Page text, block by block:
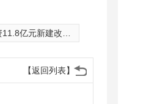
改扩建学校幼儿园11所
【返回列表】